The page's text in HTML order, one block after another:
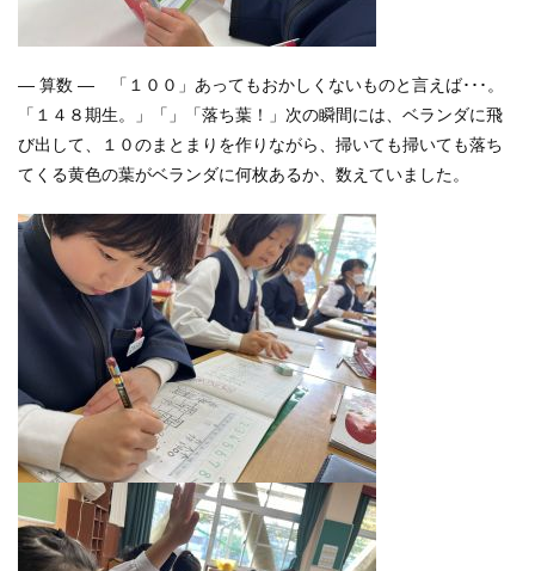
― 算数 ― 「１００」あってもおかしくないものと言えば･･･。
「１４８期生。」「」「落ち葉！」次の瞬間には、ベランダに飛
び出して、１０のまとまりを作りながら、掃いても掃いても落ち
てくる黄色の葉がベランダに何枚あるか、数えていました。